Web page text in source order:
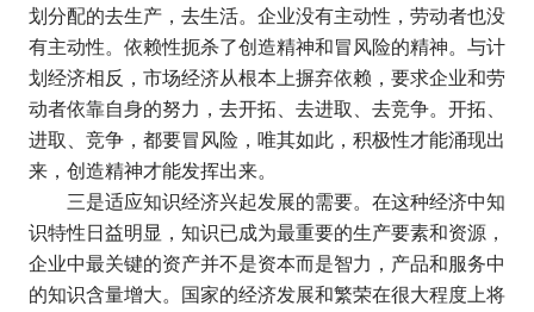
划分配的去生产，去生活。企业没有主动性，劳动者也没
有主动性。依赖性扼杀了创造精神和冒风险的精神。与计
划经济相反，市场经济从根本上摒弃依赖，要求企业和劳
动者依靠自身的努力，去开拓、去进取、去竞争。开拓、
进取、竞争，都要冒风险，唯其如此，积极性才能涌现出
来，创造精神才能发挥出来。
三是适应知识经济兴起发展的需要。在这种经济中知
识特性日益明显，知识已成为最重要的生产要素和资源，
企业中最关键的资产并不是资本而是智力，产品和服务中
的知识含量增大。国家的经济发展和繁荣在很大程度上将